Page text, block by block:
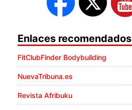
Enlaces recomendados
FitClubFinder Bodybuilding
NuevaTribuna.es
Revista Afribuku